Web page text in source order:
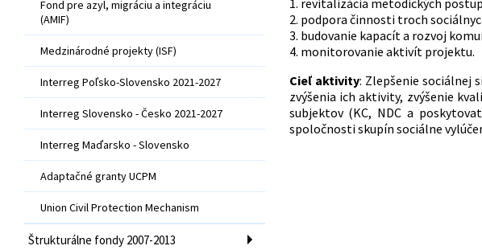
Fond pre azyl, migráciu a integráciu
(AMIF)
Medzinárodné projekty (ISF)
Interreg Poľsko-Slovensko 2021-2027
Interreg Slovensko - Česko 2021-2027
Interreg Maďarsko - Slovensko
Adaptačné granty UCPM
Union Civil Protection Mechanism
Štrukturálne fondy 2007-2013
1. revitalizácia metodických
2. podpora činnosti troch
3. budovanie kapacít a rozvoj
4. monitorovanie aktivít projektu.
Cieľ aktivity: Zlepšenie sociálnej
zvýšenia ich aktivity, zvýšenie
subjektov (KC, NDC a
spoločnosti skupín sociálne